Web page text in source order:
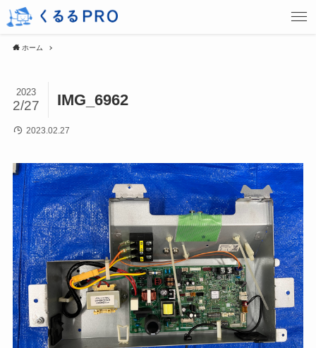
ホーム
IMG_6962
2023
2/27
2023.02.27